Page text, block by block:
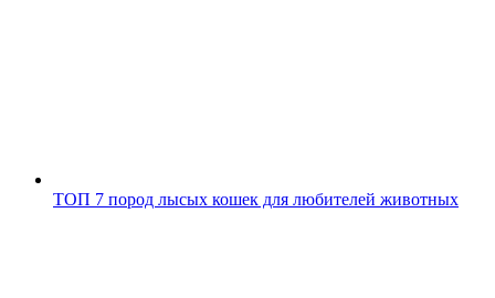
ТОП 7 пород лысых кошек для любителей животных